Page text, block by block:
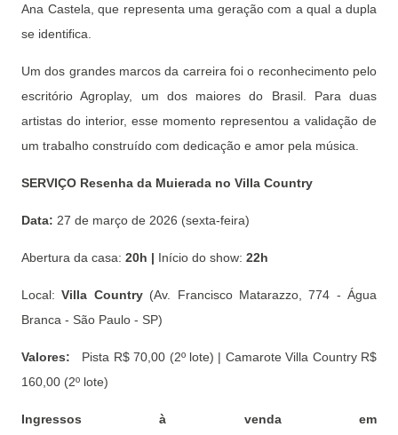
Ana Castela, que representa uma geração com a qual a dupla
se identifica.
Um dos grandes marcos da carreira foi o reconhecimento pelo
escritório Agroplay, um dos maiores do Brasil. Para duas
artistas do interior, esse momento representou a validação de
um trabalho construído com dedicação e amor pela música.
SERVIÇO Resenha da Muierada no Villa Country
Data: 27 de março de 2026 (sexta-feira)
Abertura da casa: 20h | Início do show: 22h
Local: Villa Country(Av. Francisco Matarazzo, 774 - Água
Branca - São Paulo - SP)
Valores:
Pista R$ 70,00 (2º lote) | Camarote Villa Country R$
160,00 (2º lote)
Ingressos à venda em